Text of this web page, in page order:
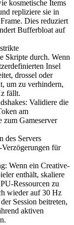
kosmetische Items
repliziere sie in
Dies reduziert
Bufferbloat auf
Skripte durch. Wenn
Insel
drossel oder
um zu verhindern,
fällt.
: Validiere die
am
zum Gameserver
des Servers
Verzögerungen für
: Wenn ein Creative-
enthält, skaliere
Ressourcen zu
wieder auf 30 Hz
Session beitreten,
aktiven